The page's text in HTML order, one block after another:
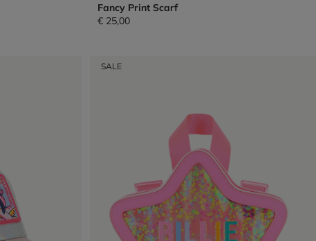
Fancy Print Scarf
€ 25,00
SALE